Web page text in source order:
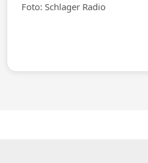
Foto: Schlager Radio